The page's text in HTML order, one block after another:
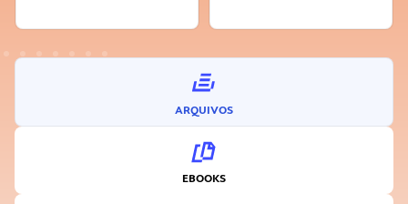
ARQUIVOS
EBOOKS